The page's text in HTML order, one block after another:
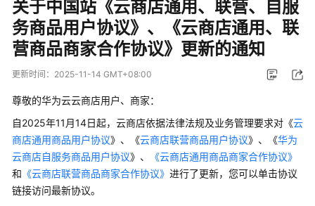
店
介
绍
用
指
南
商
家
指
南
关于中国站《云商店通用、联营、自服
务商品用户协议》、《云商店通用、联
营商品商家合作协议》更新的通知
更新时间： 2025-11-14 GMT+08:00
尊敬的华为云云商店用户、商家：
自2025年11月14日起，云商店依据法律法规及业务管理要求对《云
商店通用商品用户协议》、《云商店联营商品用户协议》、《华为
云商店自服务商品用户协议》、
《云商店通用商品商家合作协议》
和 《云商店联营商品商家合作协议》 进行了更新，您可以单击协议
链接访问最新协议。